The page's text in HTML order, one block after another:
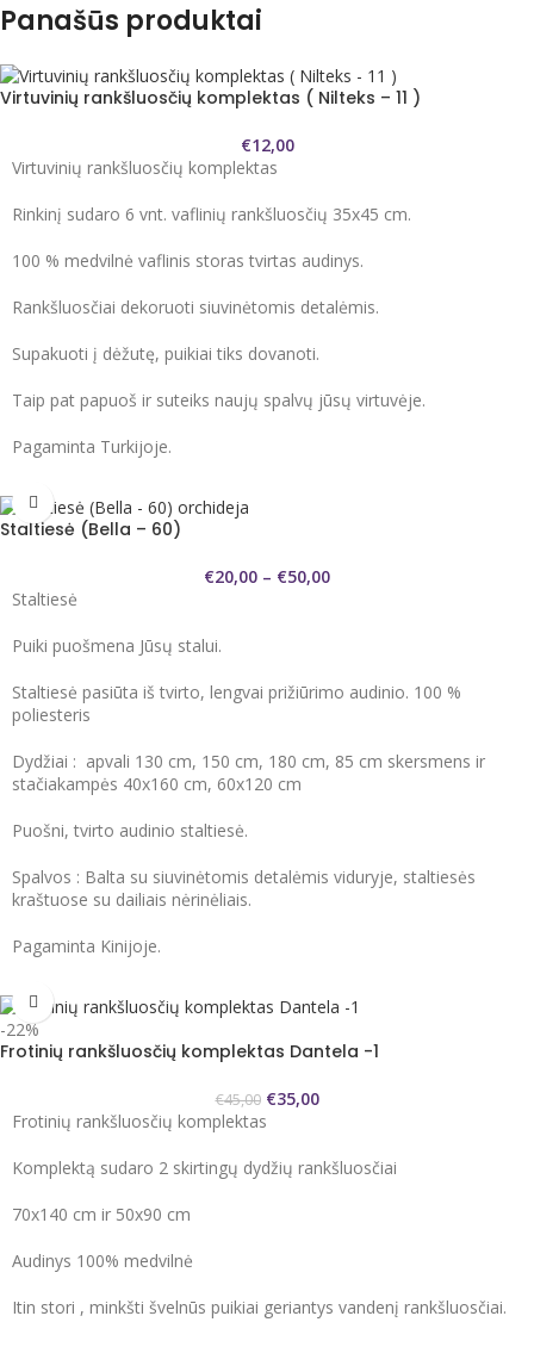
Panašūs produktai
Virtuvinių rankšluosčių komplektas ( Nilteks – 11 )
€12,00
Virtuvinių rankšluosčių komplektas
Rinkinį sudaro 6 vnt. vaflinių rankšluosčių 35x45 cm.
100 % medvilnė vaflinis storas tvirtas audinys.
Rankšluosčiai dekoruoti siuvinėtomis detalėmis.
Supakuoti į dėžutę, puikiai tiks dovanoti.
Taip pat papuoš ir suteiks naujų spalvų jūsų virtuvėje.
Pagaminta Turkijoje.
Staltiesė (Bella – 60)
€20,00 – €50,00
Staltiesė
Puiki puošmena Jūsų stalui.
Staltiesė pasiūta iš tvirto, lengvai prižiūrimo audinio. 100 %
poliesteris
Dydžiai : apvali 130 cm, 150 cm, 180 cm, 85 cm skersmens ir
stačiakampės 40x160 cm, 60x120 cm
Puošni, tvirto audinio staltiesė.
Spalvos : Balta su siuvinėtomis detalėmis viduryje, staltiesės
kraštuose su dailiais nėrinėliais.
Pagaminta Kinijoje.
-22%
Frotinių rankšluosčių komplektas Dantela -1
€45,00 €35,00
Frotinių rankšluosčių komplektas
Komplektą sudaro 2 skirtingų dydžių rankšluosčiai
70x140 cm ir 50x90 cm
Audinys 100% medvilnė
Itin stori , minkšti švelnūs puikiai geriantys vandenį rankšluosčiai.